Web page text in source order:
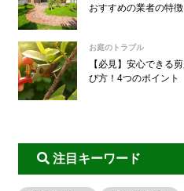
おすすめの業者の特
お庭のトラブル
【必見】安心できる
び方！4つのポイント
注目キーワード